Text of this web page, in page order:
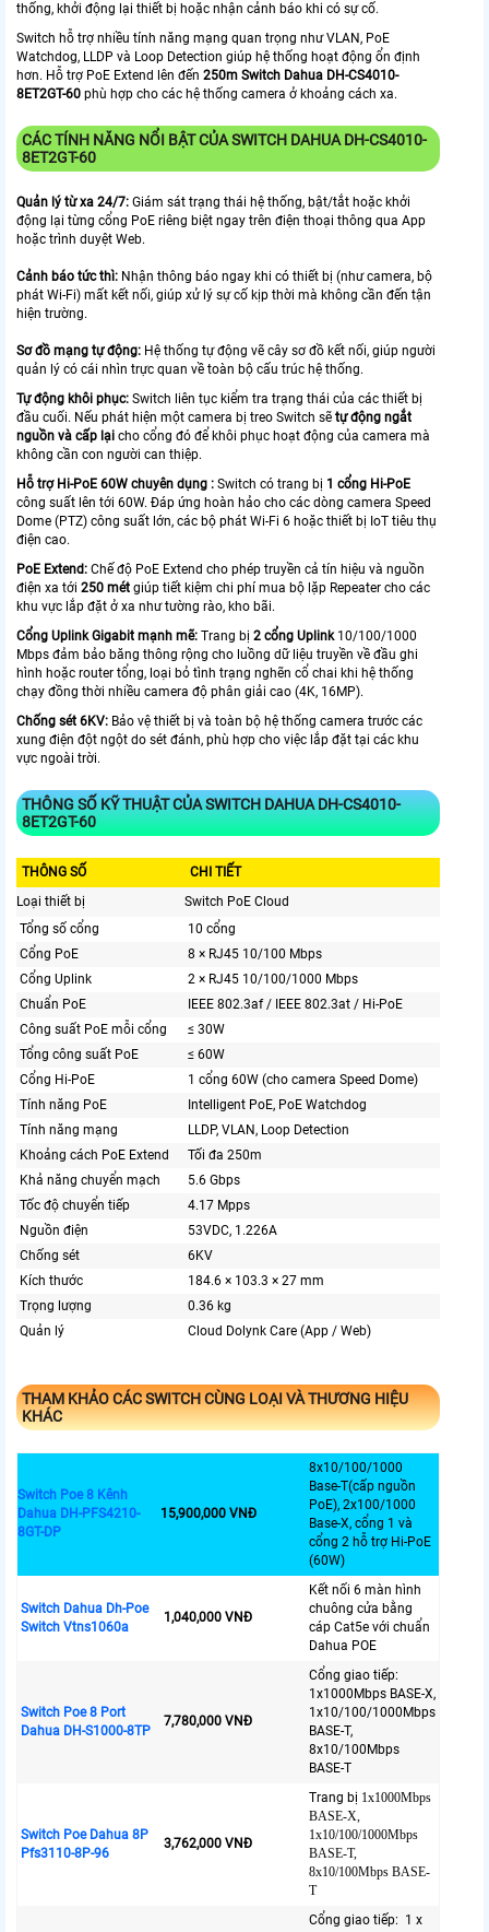
thống, khởi động lại thiết bị hoặc nhận cảnh báo khi có sự cố.
Switch hỗ trợ nhiều tính năng mạng quan trọng như VLAN, PoE
Watchdog, LLDP và Loop Detection giúp hệ thống hoạt động ổn định
hơn. Hỗ trợ PoE Extend lên đến 250m Switch Dahua DH-CS4010-
8ET2GT-60 phù hợp cho các hệ thống camera ở khoảng cách xa.
CÁC TÍNH NĂNG NỔI BẬT CỦA SWITCH DAHUA DH-CS4010-
8ET2GT-60
Quản lý từ xa 24/7: Giám sát trạng thái hệ thống, bật/tắt hoặc khởi
động lại từng cổng PoE riêng biệt ngay trên điện thoại thông qua App
hoặc trình duyệt Web.
Cảnh báo tức thì: Nhận thông báo ngay khi có thiết bị (như camera, bộ
phát Wi-Fi) mất kết nối, giúp xử lý sự cố kịp thời mà không cần đến tận
hiện trường.
Sơ đồ mạng tự động: Hệ thống tự động vẽ cây sơ đồ kết nối, giúp người
quản lý có cái nhìn trực quan về toàn bộ cấu trúc hệ thống.
Tự động khôi phục: Switch liên tục kiểm tra trạng thái của các thiết bị
đầu cuối. Nếu phát hiện một camera bị treo Switch sẽ tự động ngắt
nguồn và cấp lại cho cổng đó để khôi phục hoạt động của camera mà
không cần con người can thiệp.
Hỗ trợ Hi-PoE 60W chuyên dụng : Switch có trang bị 1 cổng Hi-PoE
công suất lên tới 60W. Đáp ứng hoàn hảo cho các dòng camera Speed
Dome (PTZ) công suất lớn, các bộ phát Wi-Fi 6 hoặc thiết bị IoT tiêu thụ
điện cao.
PoE Extend: Chế độ PoE Extend cho phép truyền cả tín hiệu và nguồn
điện xa tới 250 mét giúp tiết kiệm chi phí mua bộ lặp Repeater cho các
khu vực lắp đặt ở xa như tường rào, kho bãi.
Cổng Uplink Gigabit mạnh mẽ: Trang bị 2 cổng Uplink10/100/1000
Mbps đảm bảo băng thông rộng cho luồng dữ liệu truyền về đầu ghi
hình hoặc router tổng, loại bỏ tình trạng nghẽn cổ chai khi hệ thống
chạy đồng thời nhiều camera độ phân giải cao (4K, 16MP).
Chống sét 6KV: Bảo vệ thiết bị và toàn bộ hệ thống camera trước các
xung điện đột ngột do sét đánh, phù hợp cho việc lắp đặt tại các khu
vực ngoài trời.
THÔNG SỐ KỸ THUẬT CỦA SWITCH DAHUA DH-CS4010-
8ET2GT-60
THÔNG SỐ
CHI TIẾT
Loại thiết bị
Switch PoE Cloud
Tổng số cổng
10 cổng
Cổng PoE
8 × RJ45 10/100 Mbps
Cổng Uplink
2 × RJ45 10/100/1000 Mbps
Chuẩn PoE
IEEE 802.3af / IEEE 802.3at / Hi-PoE
Công suất PoE mỗi cổng
≤ 30W
Tổng công suất PoE
≤ 60W
Cổng Hi-PoE
1 cổng 60W (cho camera Speed Dome)
Tính năng PoE
Intelligent PoE, PoE Watchdog
Tính năng mạng
LLDP, VLAN, Loop Detection
Khoảng cách PoE Extend
Tối đa 250m
Khả năng chuyển mạch
5.6 Gbps
Tốc độ chuyển tiếp
4.17 Mpps
Nguồn điện
53VDC, 1.226A
Chống sét
6KV
Kích thước
184.6 × 103.3 × 27 mm
Trọng lượng
0.36 kg
Quản lý
Cloud Dolynk Care (App / Web)
THAM KHẢO CÁC SWITCH CÙNG LOẠI VÀ THƯƠNG HIỆU
KHÁC
Switch Poe 8 Kênh
Dahua DH-PFS4210-
8GT-DP
15,900,000 VNĐ
8x10/100/1000
Base-T(cấp nguồn
PoE), 2x100/1000
Base-X, cổng 1 và
cổng 2 hỗ trợ Hi-PoE
(60W)
Switch Dahua Dh-Poe
Switch Vtns1060a
1,040,000 VNĐ
Kết nối 6 màn hình
chuông cửa bằng
cáp Cat5e với chuẩn
Dahua POE
Switch Poe 8 Port
Dahua DH-S1000-8TP
7,780,000 VNĐ
Cổng giao tiếp:
1x1000Mbps BASE-X,
1x10/100/1000Mbps
BASE-T,
8x10/100Mbps
BASE-T
Switch Poe Dahua 8P
Pfs3110-8P-96
3,762,000 VNĐ
Trang bị 1x1000Mbps
BASE-X,
1x10/100/1000Mbps
BASE-T,
8x10/100Mbps BASE-
T
Cổng giao tiếp: 1 x